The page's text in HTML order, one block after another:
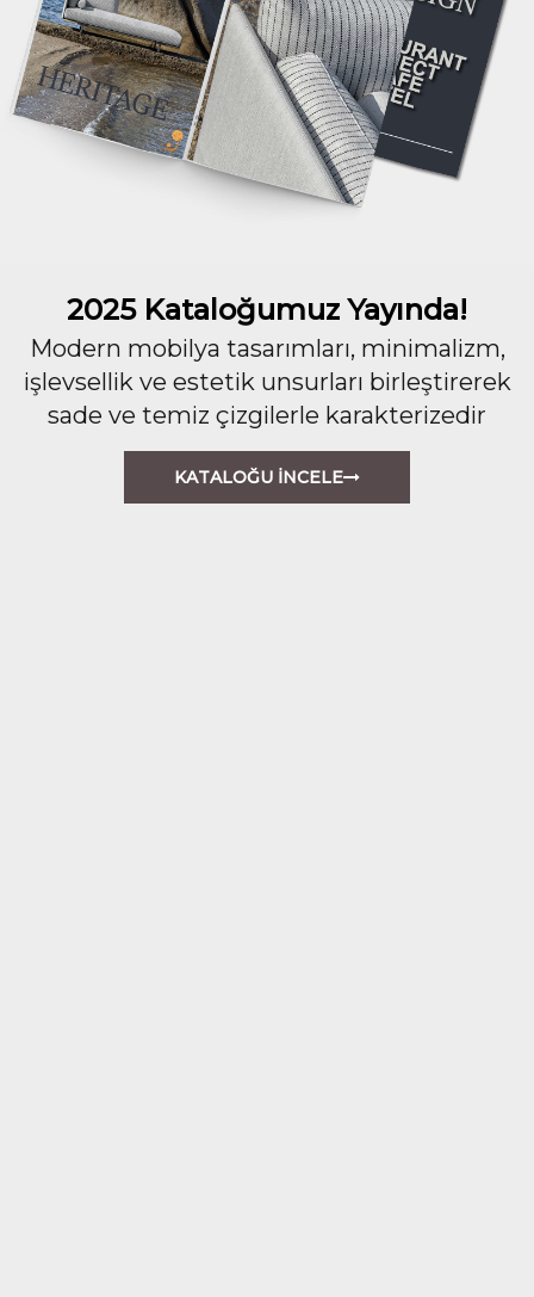
2025 Kataloğumuz Yayında!
Modern mobilya tasarımları, minimalizm,
işlevsellik ve estetik unsurları birleştirerek
sade ve temiz çizgilerle karakterizedir
KATALOĞU İNCELE